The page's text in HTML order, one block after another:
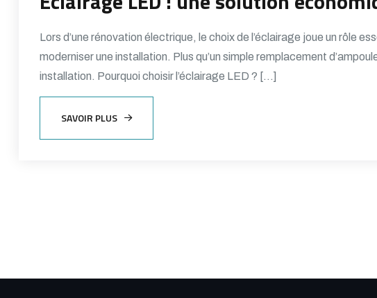
Lors d’une rénovation électrique, le choix de l’éclairage joue un rôle
moderniser une installation. Plus qu’un simple remplacement
installation. Pourquoi choisir l’éclairage LED ? […]
SAVOIR PLUS